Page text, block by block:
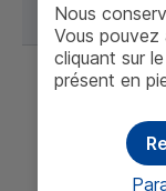
Vulgarisation
Conformité
Nous
Vous pouvez
cliquant sur
présent en